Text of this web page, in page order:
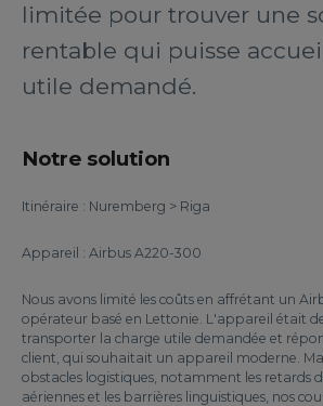
limitée pour trouver une
rentable qui puisse
utile demandé.
Notre solution
Itinéraire : Nuremberg > Riga
Appareil : Airbus A220-300
Nous avons limité les coûts en affrétant un
opérateur basé en Lettonie. L'appareil était
transporter la charge utile demandée et
client, qui souhaitait un appareil moderne.
obstacles logistiques, notamment les retards
aériennes et les barrières linguistiques, nos